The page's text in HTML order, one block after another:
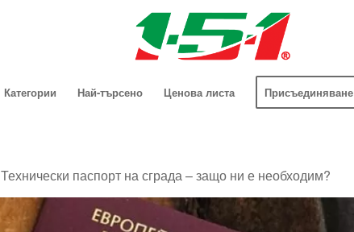
Категории Най-търсено Ценова листа Присъединяване
Технически паспорт на сграда – защо ни е необходим?